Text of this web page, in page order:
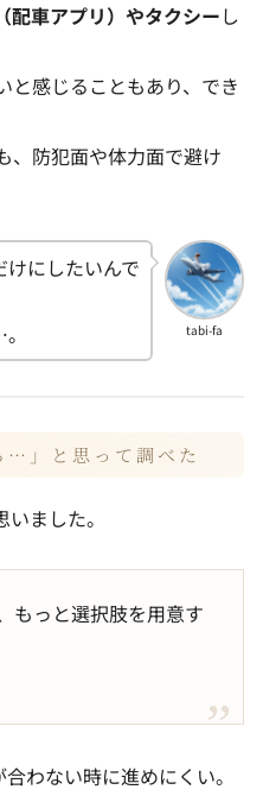
配車アプリ）やタクシーし
と感じることもあり、でき
、防犯面や体力面で避け
tabi-fa
にしたいんで
…」と思って調べた
ました。
もっと選択肢を用意す
わない時に進めにくい。